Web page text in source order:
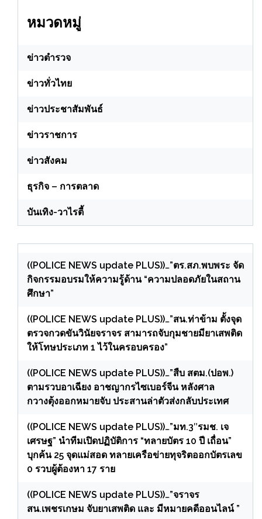
หมวดหมู่
ข่าวตำรวจ
ข่าวทั่วไทย
ข่าวประชาสัมพันธ์
ข่าวราชการ
ข่าวสังคม
ธุรกิจ – การตลาด
บันเทิง-วาไรตี้
((POLICE NEWS update PLUS))…”ตร.สภ.พบพระ จัด
กิจกรรมอบรมให้ความรู้ด้าน “ความปลอดภัยในสถาน
ศึกษา”
((POLICE NEWS update PLUS))…”สน.ท่าข้าม ตั้งจุด
ตรวจกวดขันวินัยจราจร สามารถจับกุมชายมียาเสพติด
ให้โทษประเภท 1 ไว้ในครอบครอง”
((POLICE NEWS update PLUS))…”สืบ สตม.(ปอพ.)
ตามรวบอาเฉียง อาชญากรไซเบอร์จีน หลังศาล
กวางตุ้งออกหมายจับ ประสานล่าตัวส่งกลับประเทศ
((POLICE NEWS update PLUS))…”มท.3″รมช. เจ
เศรษฐ” นำทีมเปิดปฏิบัติการ “ทลายบัตร 10 ปี เถื่อน”
บุกค้น 25 จุดแม่สอด ทลายเครือข่ายทุจริตออกบัตรเลข
0 รวบผู้ต้องหา 17 ราย
((POLICE NEWS update PLUS))…”จราจร
สน.เพชรเกษม จับยาเสพติด และ มีหมายคดีออนไลน์ ”